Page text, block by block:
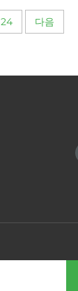
24 다음